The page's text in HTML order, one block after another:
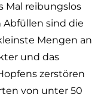
Mal reibungslos
sind die
Mengen an
und das
zerstören
von unter 50